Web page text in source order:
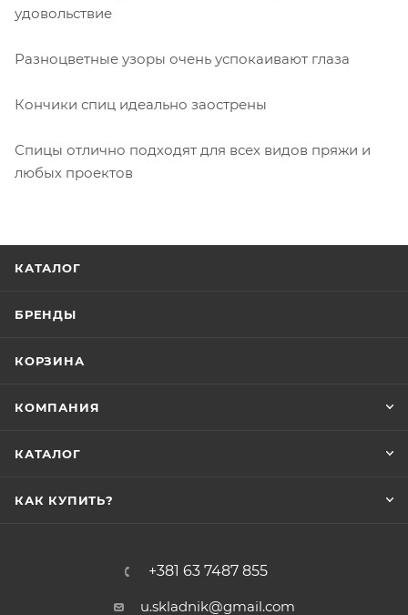
удовольствие
Разноцветные узоры очень успокаивают глаза
Кончики спиц идеально заострены
Спицы отлично подходят для всех видов пряжи и
любых проектов
КАТАЛОГ
БРЕНДЫ
КОРЗИНА
КОМПАНИЯ
КАТАЛОГ
КАК КУПИТЬ?
+381 63 7487 855
u.skladnik@gmail.com